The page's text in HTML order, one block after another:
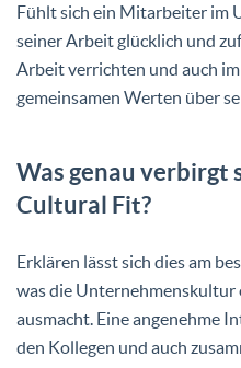
Fühlt sich ein Mitarbeiter im
seiner Arbeit glücklich und
Arbeit verrichten und auch
gemeinsamen Werten über
Was genau verbirgt
Cultural Fit?
Erklären lässt sich dies am
was die Unternehmenskultur
ausmacht. Eine angenehme
den Kollegen und auch